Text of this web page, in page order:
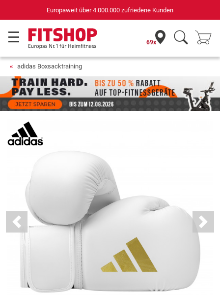
für Sportgeräte (n-tv+DISQ 2016-2024)
69x
adidas Boxsacktraining
Previous Next